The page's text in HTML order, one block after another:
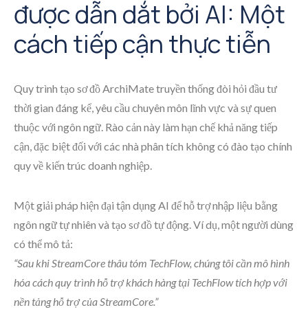
được dẫn dắt bởi AI: Một
cách tiếp cận thực tiễn
Quy trình tạo sơ đồ ArchiMate truyền thống đòi hỏi đầu tư
thời gian đáng kể, yêu cầu chuyên môn lĩnh vực và sự quen
thuộc với ngôn ngữ. Rào cản này làm hạn chế khả năng tiếp
cận, đặc biệt đối với các nhà phân tích không có đào tạo chính
quy về kiến trúc doanh nghiệp.
Một giải pháp hiện đại tận dụng AI để hỗ trợ nhập liệu bằng
ngôn ngữ tự nhiên và tạo sơ đồ tự động. Ví dụ, một người dùng
có thể mô tả:
“Sau khi StreamCore thâu tóm TechFlow, chúng tôi cần mô hình
hóa cách quy trình hỗ trợ khách hàng tại TechFlow tích hợp với
nền tảng hỗ trợ của StreamCore.”